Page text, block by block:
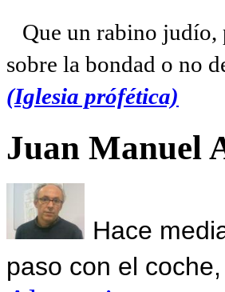
Que un rabino judío,
sobre la bondad o no
(Iglesia prófética)
Juan Manuel
Hace
paso con el